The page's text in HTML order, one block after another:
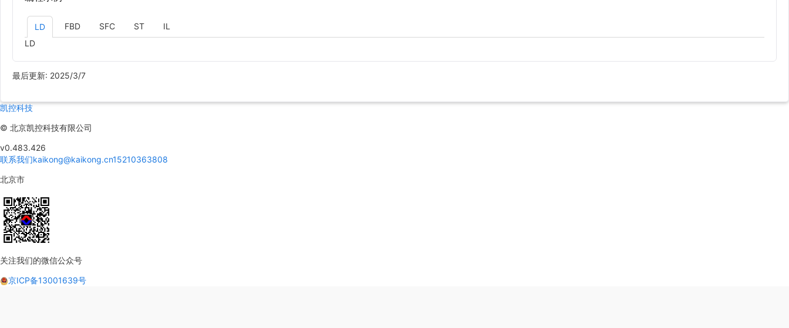
LD FBD SFC ST
IL
LD
最后更新: 2025/3/7
凯控科技
© 北京凯控科技有限公司
v0.483.426
联系我们kaikong@kaikong.cn15210363808
北京市
关注我们的微信公众号
京ICP备13001639号